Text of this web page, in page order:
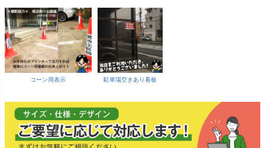
コーン用表示 駐車場空きあり看板